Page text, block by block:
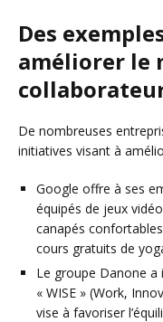
Des
améliorer le
De nombreuses
initiatives visant à
Google offre à ses
équipés de jeux
canapés
cours gratuits de
Le groupe Danone
« WISE » (Work,
vise à favoriser